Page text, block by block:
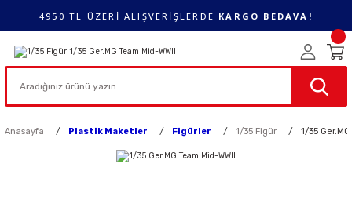
4950 TL ÜZERİ ALIŞVERİŞLERDE KARGO BEDAVA!
Anasayfa Plastik Maketler Figürler 1/35 Figür 1/35